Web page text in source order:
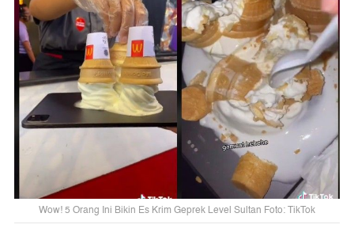
Wow! 5 Orang Ini Bikin Es Krim Geprek Level Sultan Foto: TikTok